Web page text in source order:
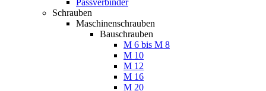
Passverbinder
Schrauben
Maschinenschrauben
Bauschrauben
M 6 bis M 8
M 10
M 12
M 16
M 20